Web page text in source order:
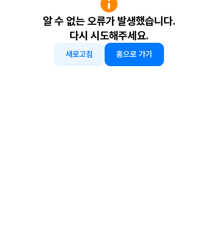
알 수 없는 오류가 발생했습니다.
다시 시도해주세요.
새로고침 홈으로 가기